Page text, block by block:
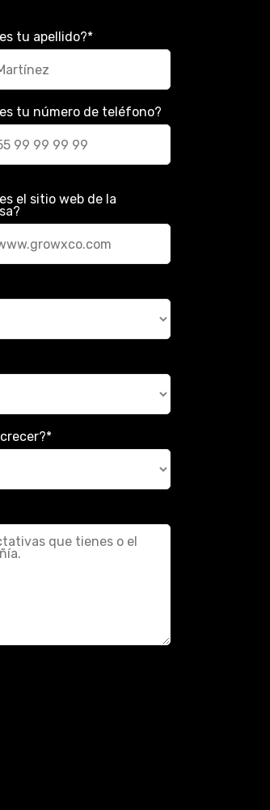
tu apellido?*
tu número de teléfono?
el sitio web de la
*